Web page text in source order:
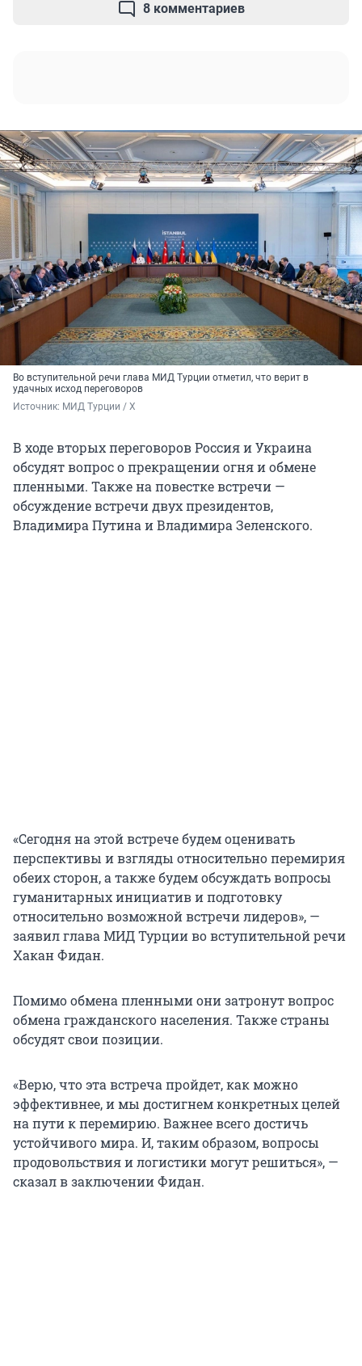
8 комментариев
Во вступительной речи глава МИД Турции отметил, что верит в
удачных исход переговоров
Источник: МИД Турции / X
В ходе вторых переговоров Россия и Украина
обсудят вопрос о прекращении огня и обмене
пленными. Также на повестке встречи —
обсуждение встречи двух президентов,
Владимира Путина и Владимира Зеленского.
«Сегодня на этой встрече будем оценивать
перспективы и взгляды относительно перемирия
обеих сторон, а также будем обсуждать вопросы
гуманитарных инициатив и подготовку
относительно возможной встречи лидеров», —
заявил глава МИД Турции во вступительной речи
Хакан Фидан.
Помимо обмена пленными они затронут вопрос
обмена гражданского населения. Также страны
обсудят свои позиции.
«Верю, что эта встреча пройдет, как можно
эффективнее, и мы достигнем конкретных целей
на пути к перемирию. Важнее всего достичь
устойчивого мира. И, таким образом, вопросы
продовольствия и логистики могут решиться», —
сказал в заключении Фидан.